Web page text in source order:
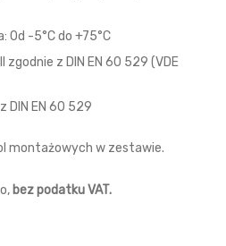
0d -5°C do +75°C
zgodnie z DIN EN 60 529 (VDE
DIN EN 60 529
montażowych w zestawie.
bez podatku VAT.